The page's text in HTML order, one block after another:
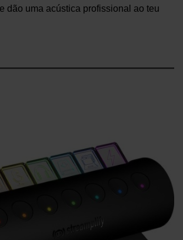
dão uma acústica profissional ao teu